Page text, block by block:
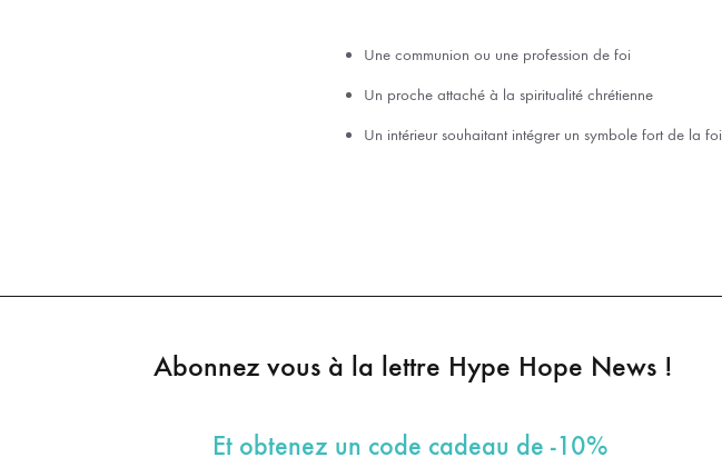
Une communion ou une profession de foi
Un proche attaché à la spiritualité chrétienne
Un intérieur souhaitant intégrer un symbole fort de la foi
Abonnez vous à la lettre Hype Hope News !
Et obtenez un code cadeau de -10%